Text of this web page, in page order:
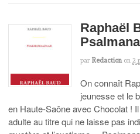
Raphaël
par Redaction on 2
On connaît
jeunesse et le
en Haute-Saône avec Chocolat !
adulte au titre qui ne laisse pas